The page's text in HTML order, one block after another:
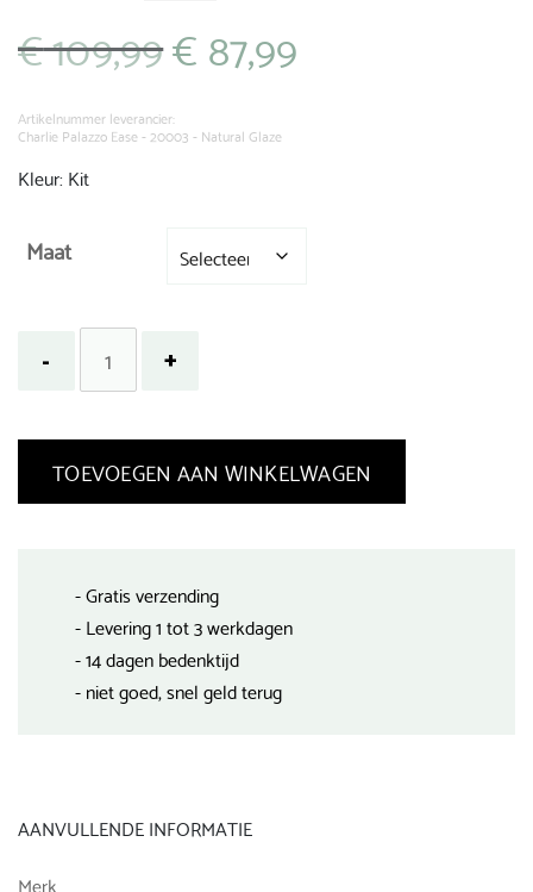
€109,99 Oorspronkelijke
prijs
€ 109,99.
€87,99
Artikelnummer leverancier:
Charlie Palazzo Ease - 20003 - Natural Glaze
Kleur: Kit
Maat
TOEVOEGEN AAN WINKELWAGEN
- Gratis verzending
- Levering 1 tot 3 werkdagen
- 14 dagen bedenktijd
- niet goed, snel geld terug
AANVULLENDE INFORMATIE
Merk